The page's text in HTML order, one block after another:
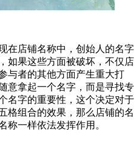
在店铺名称中，创始人的名字
如果这些方面被破坏，不仅店
与者的其他方面产生重大打
意拿起一个名字，而是寻找专
名字的重要性，这个决定对于
格组合的效果，那么店铺的名
称一样依法发挥作用。